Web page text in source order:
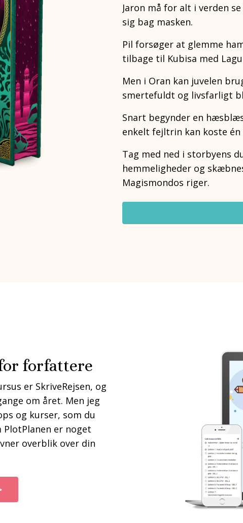
Jaron må for alt i verden
sig bag masken.
Pil forsøger at glemme
tilbage til Kubisa med
Men i Oran kan juvelen
smertefuldt og livsfarligt
Snart begynder en
enkelt fejltrin kan koste én
Tag med ned i storbyens
hemmeligheder og
Magismondos riger.
forfattere
er SkriveRejsen, og
om året. Men jeg
og kurser, som du
PlotPlanen er noget
overblik over din